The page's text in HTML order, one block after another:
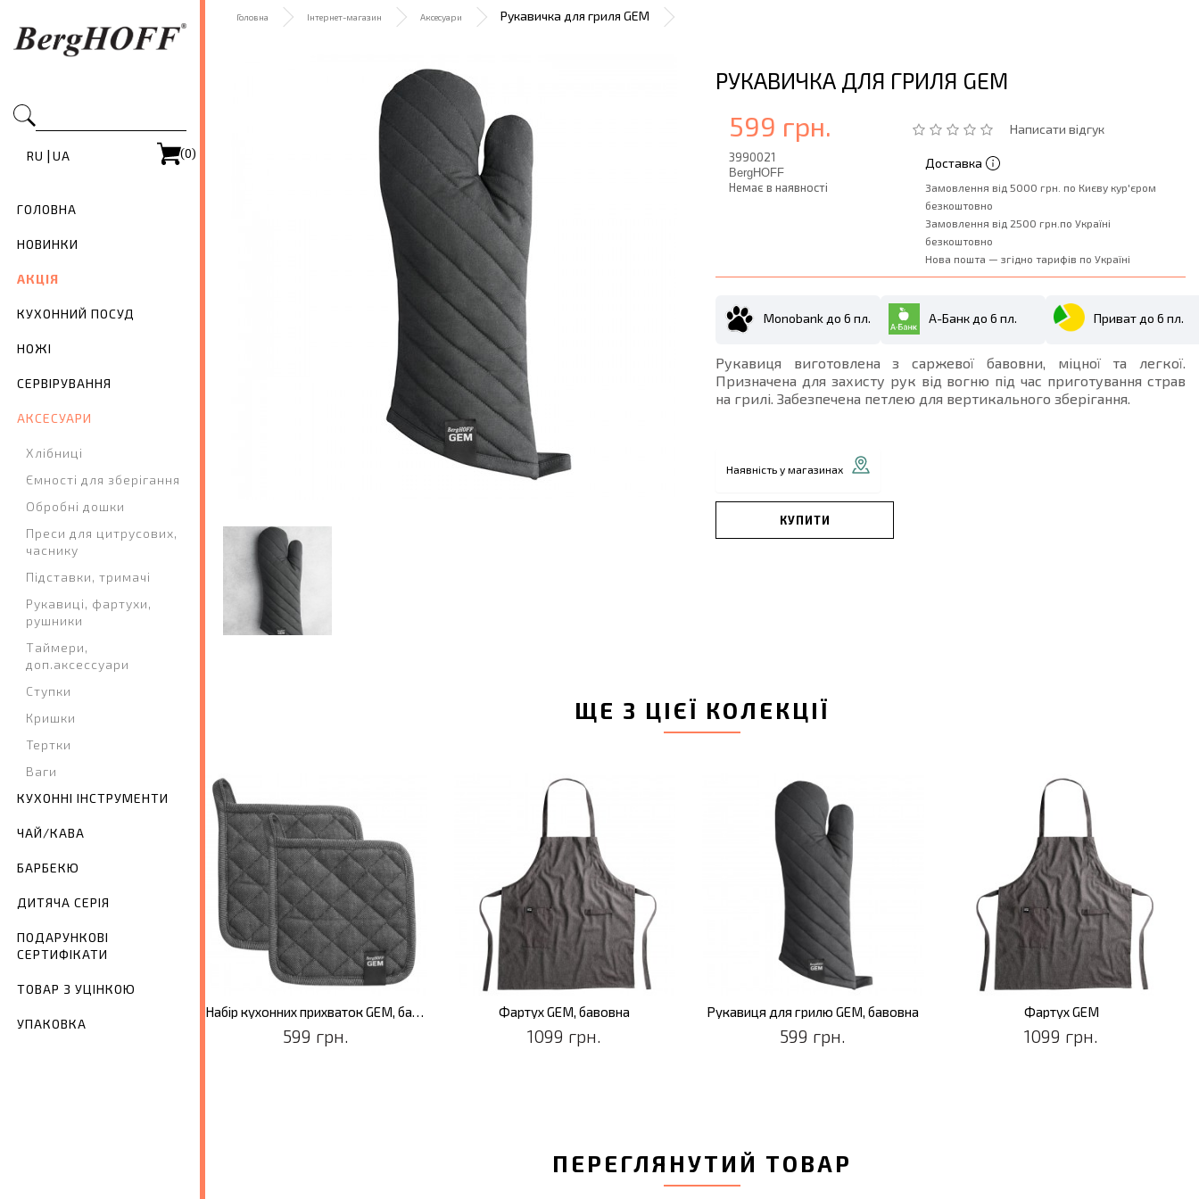
RU | UA (0)
ГОЛОВНА
НОВИНКИ
АКЦІЯ
КУХОННИЙ ПОСУД
НОЖІ
СЕРВІРУВАННЯ
АКСЕСУАРИ
Хлібниці
Ємності для зберігання
Обробні дошки
Преси для цитрусових,
часнику
Підставки, тримачі
Рукавиці, фартухи,
рушники
Таймери,
доп.аксессуари
Ступки
Кришки
Тертки
Ваги
КУХОННІ ІНСТРУМЕНТИ
ЧАЙ/КАВА
БАРБЕКЮ
ДИТЯЧА СЕРІЯ
ПОДАРУНКОВІ
СЕРТИФІКАТИ
ТОВАР З УЦІНКОЮ
УПАКОВКА
Головна Інтернет-магазин Аксесуари Рукавичка для гриля GEM
РУКАВИЧКА ДЛЯ ГРИЛЯ GEM
Написати відгук
599 грн.
3990021
BergHOFF
Немає в наявності
Доставка
Замовлення від 5000 грн. по Києву кур'єром
безкоштовно
Замовлення від 2500 грн.по Україні
безкоштовно
Нова пошта — згідно тарифів по Україні
Monobank до 6 пл. А-Банк до 6 пл. Приват до 6 пл.
Рукавиця виготовлена ​​з саржевої бавовни, міцної та легкої.
Призначена для захисту рук від вогню під час приготування страв
на грилі. Забезпечена петлею для вертикального зберігання.
Наявність у магазинах
КУПИТИ
ЩЕ З ЦІЄЇ КОЛЕКЦІЇ
699 грн. 599 грн.
Фартух GEM, бавовна
1099 грн.
Рукавиця для грилю GEM, бавовна
599 грн.
Фартух GEM
1099 грн.
ПЕРЕГЛЯНУТИЙ ТОВАР